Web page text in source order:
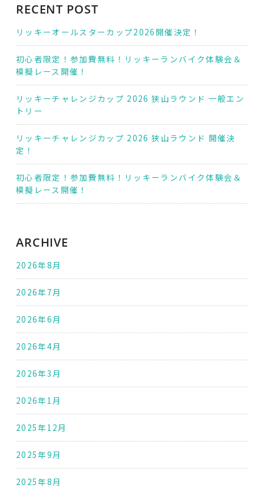
RECENT POST
リッキーオールスターカップ2026開催決定！
初心者限定！参加費無料！リッキーランバイク体験会＆
模擬レース開催！
リッキーチャレンジカップ 2026 狭山ラウンド 一般エン
トリー
リッキーチャレンジカップ 2026 狭山ラウンド 開催決
定！
初心者限定！参加費無料！リッキーランバイク体験会＆
模擬レース開催！
ARCHIVE
2026年8月
2026年7月
2026年6月
2026年4月
2026年3月
2026年1月
2025年12月
2025年9月
2025年8月